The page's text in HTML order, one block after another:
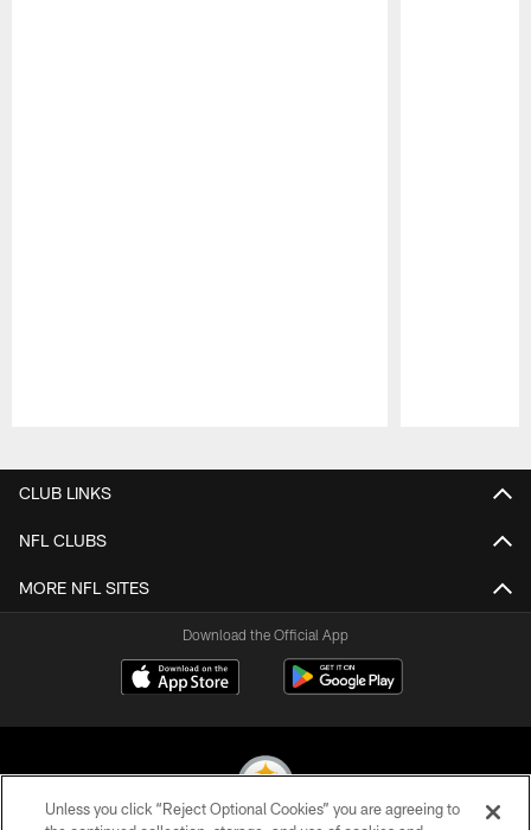
CLUB LINKS
NFL CLUBS
MORE NFL SITES
Download the Official App
Unless you click “Reject Optional Cookies” you are agreeing to